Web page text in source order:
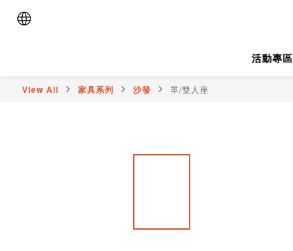
活動專區
View All 家具系列 沙發 單/雙人座